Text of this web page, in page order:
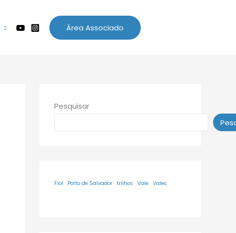
Área Associado
Pesquisar
Fiol Porto de Salvador trilhos Vale Valec